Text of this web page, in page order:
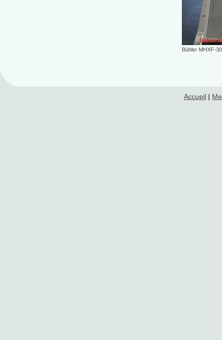
Bühler MHXF-
Accueil |